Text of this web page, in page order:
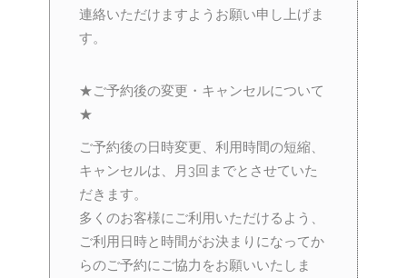
連絡いただけますようお願い申し上げま
す。
★ご予約後の変更・キャンセルについて
★
ご予約後の日時変更、利用時間の短縮、
キャンセルは、月3回までとさせていた
だきます。
多くのお客様にご利用いただけるよう、
ご利用日時と時間がお決まりになってか
らのご予約にご協力をお願いいたしま